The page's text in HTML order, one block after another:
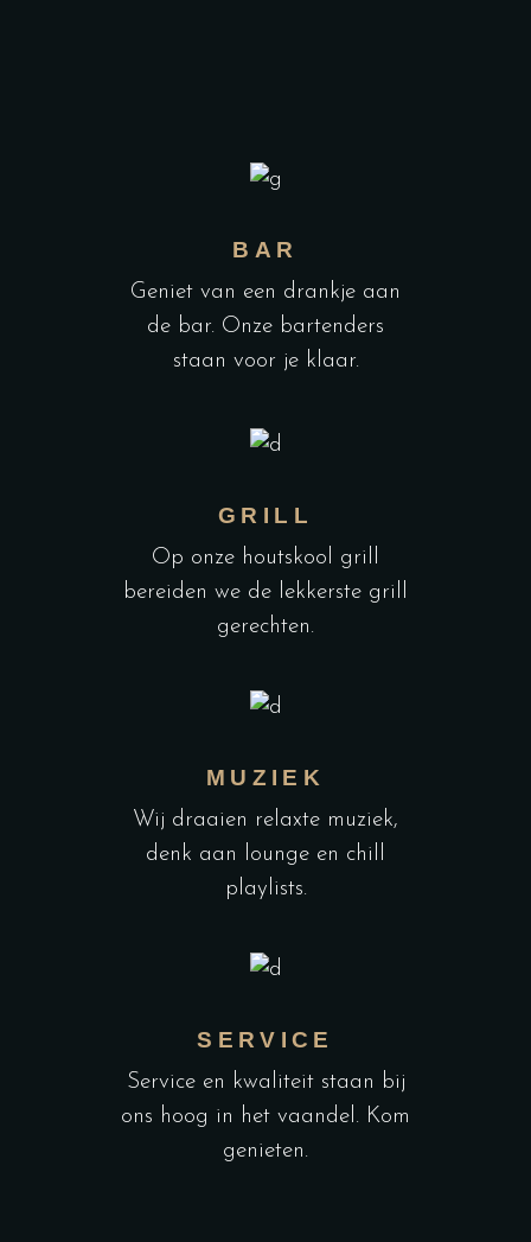
BAR
Geniet van een drankje aan
de bar. Onze bartenders
staan voor je klaar.
GRILL
Op onze houtskool grill
bereiden we de lekkerste grill
gerechten.
MUZIEK
Wij draaien relaxte muziek,
denk aan lounge en chill
playlists.
SERVICE
Service en kwaliteit staan bij
ons hoog in het vaandel. Kom
genieten.